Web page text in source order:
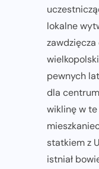
lokalne
pewnych
dla
wiklinę w
statkiem z
istniał